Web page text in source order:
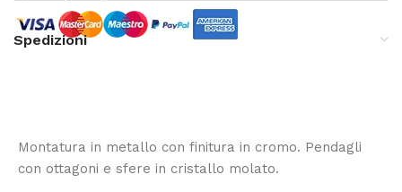
Spedizioni
Montatura in metallo con finitura in cromo. Pendagli
con ottagoni e sfere in cristallo molato.